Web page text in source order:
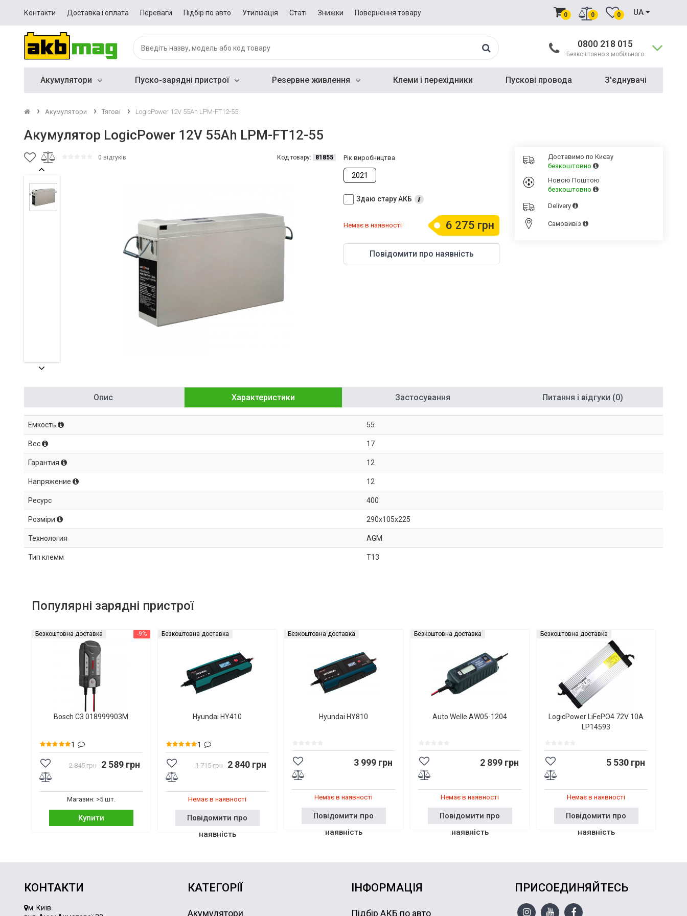
Контакти Доставка і оплата Переваги Підбір по авто Утилізація Статі Знижки Повернення товару 0 0 0 UA
0800 218 015
Безкоштовно з мобільного
Акумулятори Пуско-зарядні пристрої Резервне живлення Клеми і перехідники Пускові провода З'єднувачі
Акумулятори Тягові LogicPower 12V 55Ah LPM-FT12-55
Акумулятор LogicPower 12V 55Ah LPM-FT12-55
0 відгуків Код товару: 81855 Рік виробництва
2021
Здаю стару АКБ
6 275 грн
Немає в наявності
Повідомити про наявність
Доставимо по Києву
безкоштовно
Новою Поштою
безкоштовно
Delivery
Cамовивіз
Опис Характеристики Застосування Питання і відгуки (0)
Емкость 55
Вес 17
Гарантия 12
Напряжение 12
Ресурс 400
Розміри 290x105x225
Технология AGM
Тип клемм T13
Популярні зарядні пристрої
-9%
Безкоштовна доставка
Bosch C3 018999903M
1
2 845 грн 2 589 грн
Магазин: >5 шт.
Купити
Безкоштовна доставка
Hyundai HY410
1
1 715 грн 2 840 грн
Немає в наявності
Повідомити про
наявність
Безкоштовна доставка
Hyundai HY810
3 999 грн
Немає в наявності
Повідомити про
наявність
Безкоштовна доставка
Auto Welle AW05-1204
2 899 грн
Немає в наявності
Повідомити про
наявність
Безкоштовна доставка
LogicPower LiFePO4 72V 10A
LP14593
5 530 грн
Немає в наявності
Повідомити про
наявність
КОНТАКТИ
м. Київ
КАТЕГОРІЇ
Акумулятори
ІНФОРМАЦІЯ
Підбір АКБ по авто
ПРИСОЕДИНЯЙТЕСЬ